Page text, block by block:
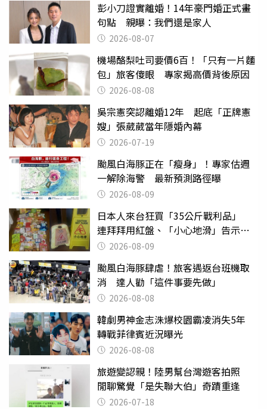
彭小刀證實離婚！14年豪門婚正式畫
句點 親曝：我們還是家人
2026-08-07
機場酪梨吐司要價6百！「只有一片麵
包」旅客傻眼 專家揭高價背後原因
2026-08-08
吳宗憲突認離婚12年 起底「正牌憲
嫂」張葳葳當年隱婚內幕
2026-07-19
颱風白海豚正在「瘦身」！專家估週
一解除海警 最新預測路徑曝
2026-08-09
日本人來台狂買「35公斤戰利品」
連拜拜用紅盤、「小心地滑」告示牌
也帶回家
2026-08-09
颱風白海豚肆虐！旅客遇返台班機取
消 達人勸「這件事要先做」
2026-08-08
韓劇男神金志洙爆校園霸凌消失5年
轉戰菲律賓近況曝光
2026-08-08
旅遊變認親！陸男幫台灣遊客拍照
閒聊驚覺「是失聯大伯」奇蹟重逢
2026-07-18